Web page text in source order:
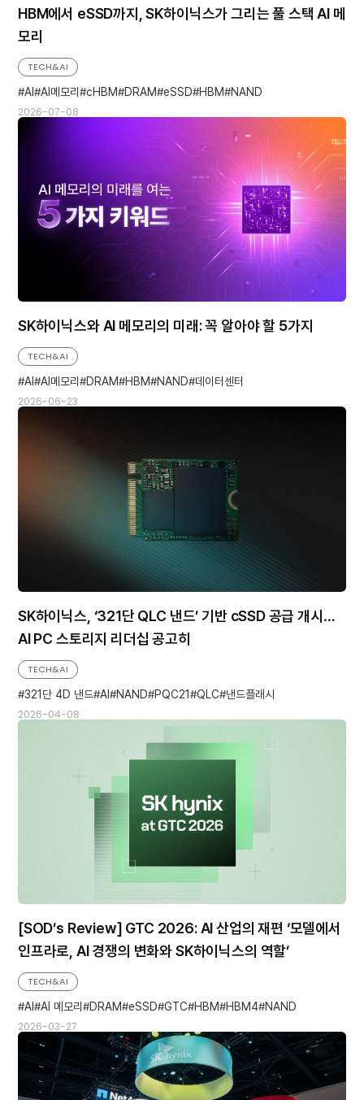
HBM에서 eSSD까지, SK하이닉스가 그리는 풀 스택 AI 메
모리
2026-07-08
TECH&AI
AI
AI메모리 cHBM DRAM eSSD HBM NAND
SK하이닉스와 AI 메모리의 미래: 꼭 알아야 할 5가지
2026-06-23
TECH&AI
AI
AI메모리 DRAM HBM NAND 데이터센터
SK하이닉스, ‘321단 QLC 낸드’ 기반 cSSD 공급 개시…
AI PC 스토리지 리더십 공고히
2026-04-08
TECH&AI
321단 4D 낸드 AI NAND PQC21 QLC 낸드플래시
[SOD’s Review] GTC 2026: AI 산업의 재편 ‘모델에서
인프라로, AI 경쟁의 변화와 SK하이닉스의 역할’
2026-03-27
TECH&AI
AI
AI 메모리 DRAM eSSD GTC HBM HBM4 NAND